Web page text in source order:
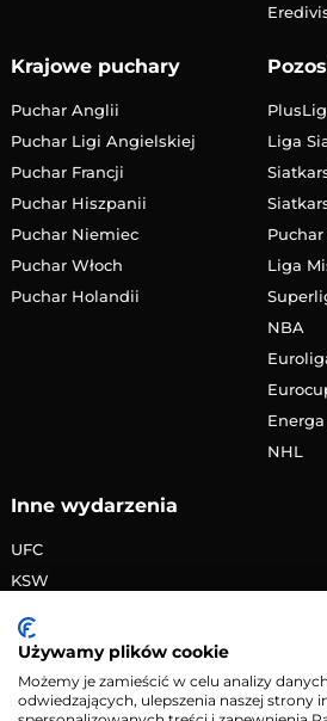
Krajowe puchary
Puchar Anglii
Puchar Ligi Angielskiej
Puchar Francji
Puchar Hiszpanii
Puchar Niemiec
Puchar Włoch
Puchar Holandii
Liga
Puchar
Liga
NBA
NHL
Inne wydarzenia
UFC
KSW
PRIME MMA
Żużlowa Ekstraliga
Speedway Grand Prix
Używamy plików cookie
Możemy je zamieścić w celu analizy
odwiedzających, ulepszenia naszej strony